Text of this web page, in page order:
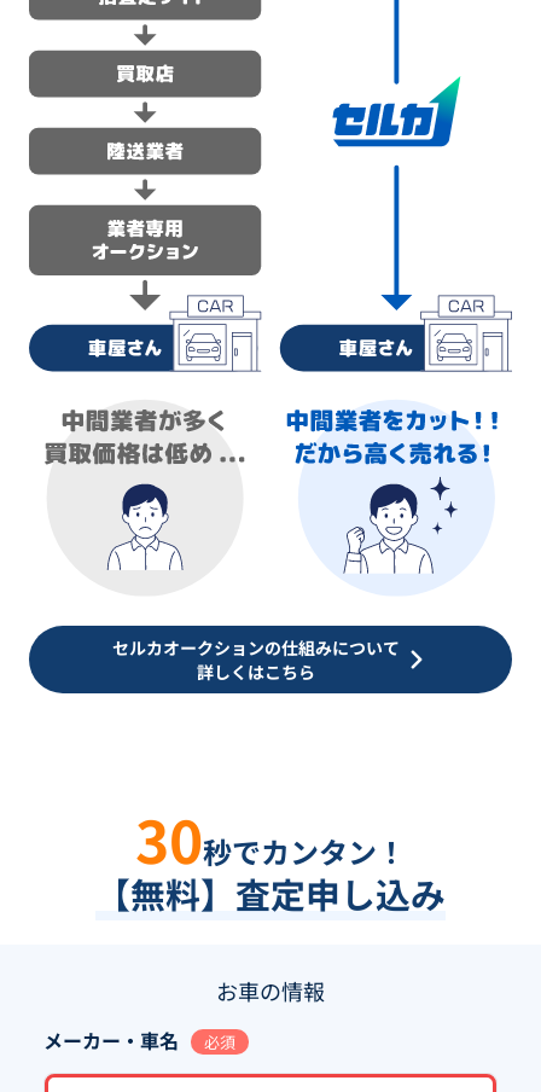
セルカオークションの仕組みについて
詳しくはこちら
30秒でカンタン！
【無料】査定申し込み
お車の情報
メーカー・車名 必須